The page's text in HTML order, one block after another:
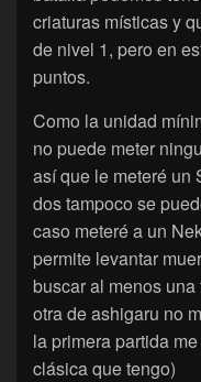
criaturas místicas y
de nivel 1, pero en
puntos.
Como la unidad
no puede meter
así que le meteré un
dos tampoco se
caso meteré a un
permite levantar
buscar al menos
otra de ashigaru no
la primera partida
clásica que tengo)